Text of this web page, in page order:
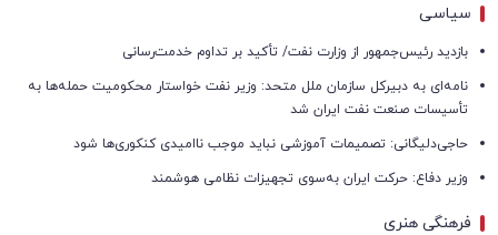
سیاسی
بازدید رئیس‌جمهور از وزارت نفت/ تأکید بر تداوم خدمت‌رسانی
نامه‌ای به دبیرکل سازمان ملل متحد: وزیر نفت خواستار محکومیت حمله‌ها به
تأسیسات صنعت نفت ایران شد
حاجی‌دلیگانی: تصمیمات آموزشی نباید موجب ناامیدی کنکوری‌ها شود
وزیر دفاع: حرکت ایران به‌سوی تجهیزات نظامی هوشمند
فرهنگی هنری